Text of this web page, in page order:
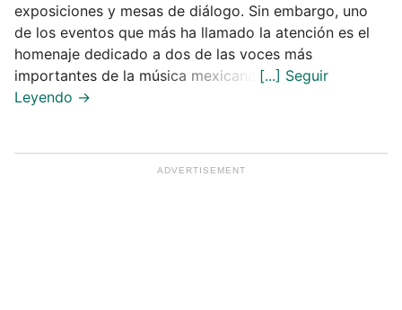
exposiciones y mesas de diálogo. Sin embargo, uno
de los eventos que más ha llamado la atención es el
homenaje dedicado a dos de las voces más
importantes de la música mexicana.